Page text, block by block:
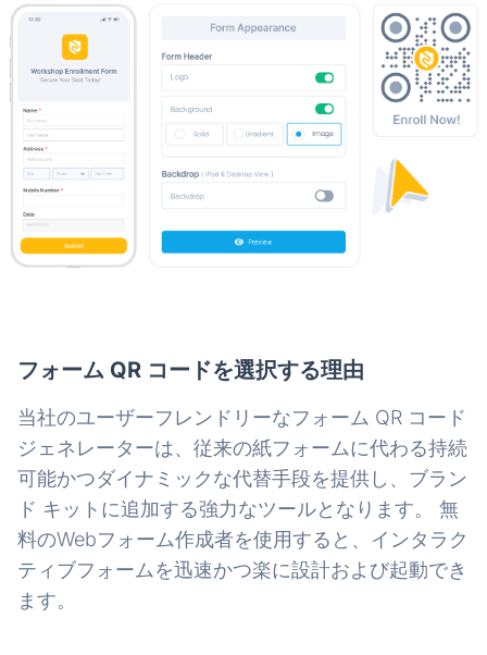
フォーム QR コードを選択する理由
当社のユーザーフレンドリーなフォーム QR コード
ジェネレーターは、従来の紙フォームに代わる持続
可能かつダイナミックな代替手段を提供し、ブラン
ド キットに追加する強力なツールとなります。 無
料のWebフォーム作成者を使用すると、インタラク
ティブフォームを迅速かつ楽に設計および起動でき
ます。